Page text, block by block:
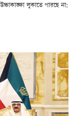
লুকাতে পারছে না: